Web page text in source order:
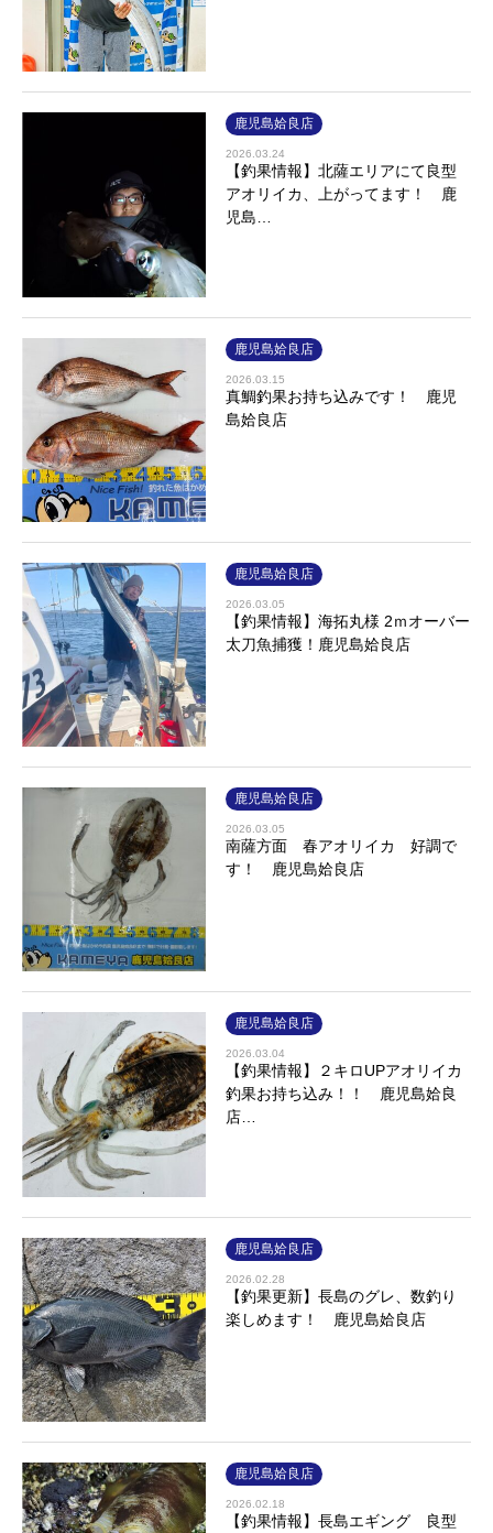
鹿児島姶良店
2026.03.24
【釣果情報】北薩エリアにて良型
アオリイカ、上がってます！ 鹿
児島…
鹿児島姶良店
2026.03.15
真鯛釣果お持ち込みです！ 鹿児
島姶良店
鹿児島姶良店
2026.03.05
【釣果情報】海拓丸様 2ｍオーバー
太刀魚捕獲！鹿児島姶良店
鹿児島姶良店
2026.03.05
南薩方面 春アオリイカ 好調で
す！ 鹿児島姶良店
鹿児島姶良店
2026.03.04
【釣果情報】２キロUPアオリイカ
釣果お持ち込み！！ 鹿児島姶良
店…
鹿児島姶良店
2026.02.28
【釣果更新】長島のグレ、数釣り
楽しめます！ 鹿児島姶良店
鹿児島姶良店
2026.02.18
【釣果情報】長島エギング 良型